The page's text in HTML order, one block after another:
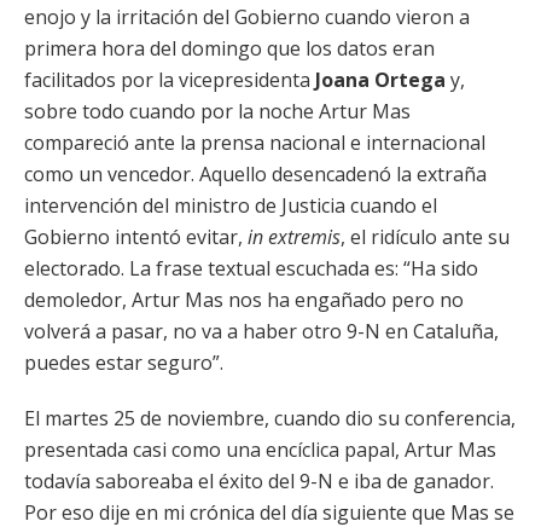
enojo y la irritación del Gobierno cuando vieron a
primera hora del domingo que los datos eran
facilitados por la vicepresidenta Joana Ortega y,
sobre todo cuando por la noche Artur Mas
compareció ante la prensa nacional e internacional
como un vencedor. Aquello desencadenó la extraña
intervención del ministro de Justicia cuando el
Gobierno intentó evitar, in extremis, el ridículo ante su
electorado. La frase textual escuchada es: “Ha sido
demoledor, Artur Mas nos ha engañado pero no
volverá a pasar, no va a haber otro 9-N en Cataluña,
puedes estar seguro”.
El martes 25 de noviembre, cuando dio su conferencia,
presentada casi como una encíclica papal, Artur Mas
todavía saboreaba el éxito del 9-N e iba de ganador.
Por eso dije en mi crónica del día siguiente que Mas se